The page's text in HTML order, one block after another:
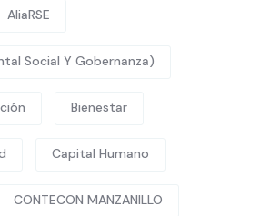
AliaRSE
Social Y Gobernanza)
Bienestar
Capital Humano
CONTECON MANZANILLO